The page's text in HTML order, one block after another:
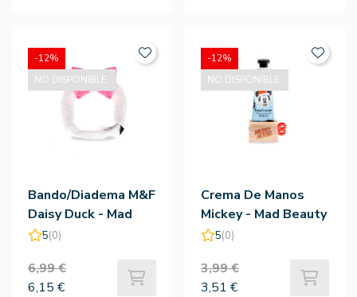
Bando/Diadema M&F
Daisy Duck - Mad
Beauty
5(0)
6,99 €
6,15 €
-12%
NO DISPONIBLE.
Crema De Manos
Mickey - Mad Beauty
5(0)
3,99 €
3,51 €
-12%
NO DISPONIBLE.